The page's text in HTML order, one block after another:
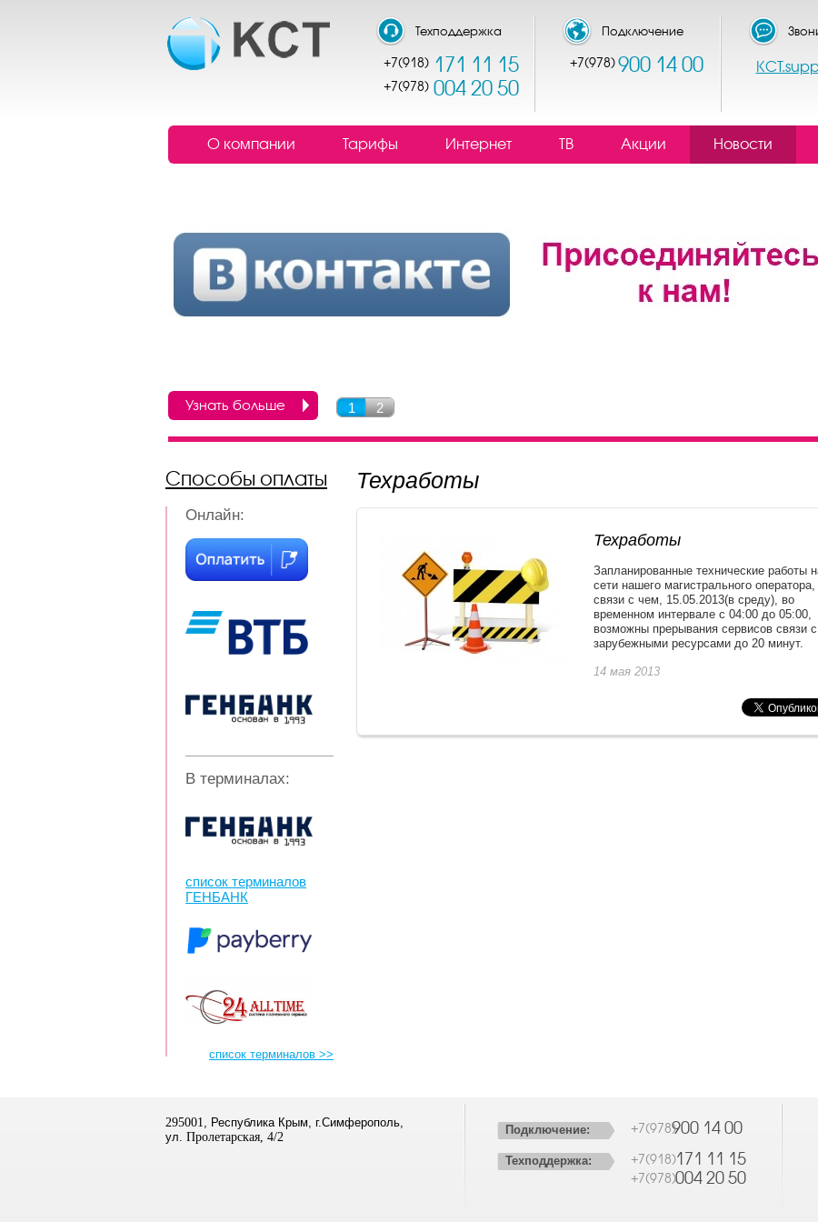
Техподдержка
+7(918)171 11 15
+7(978)004 20 50
Подключение
+7(978)900 14 00
О компании Тарифы Интернет ТВ Акции Новости
Узнать больше 1 2
Способы оплаты
Онлайн:
В терминалах:
список терминалов
ГЕНБАНК
список терминалов >>
Техработы
Техработы
Запланированные технические работы
сети нашего магистрального оператора,
связи с чем, 15.05.2013(в среду), во
временном интервале с 04:00 до 05:00,
возможны прерывания сервисов связи с
зарубежными ресурсами до 20 минут.
14 мая 2013
295001
, Республика Крым, г.Симферополь,
ул. Пролетарская, 4/2
Подключение: +7(978)900 14 00
Техподдержка: +7(918)171 11 15
+7(978)004 20 50